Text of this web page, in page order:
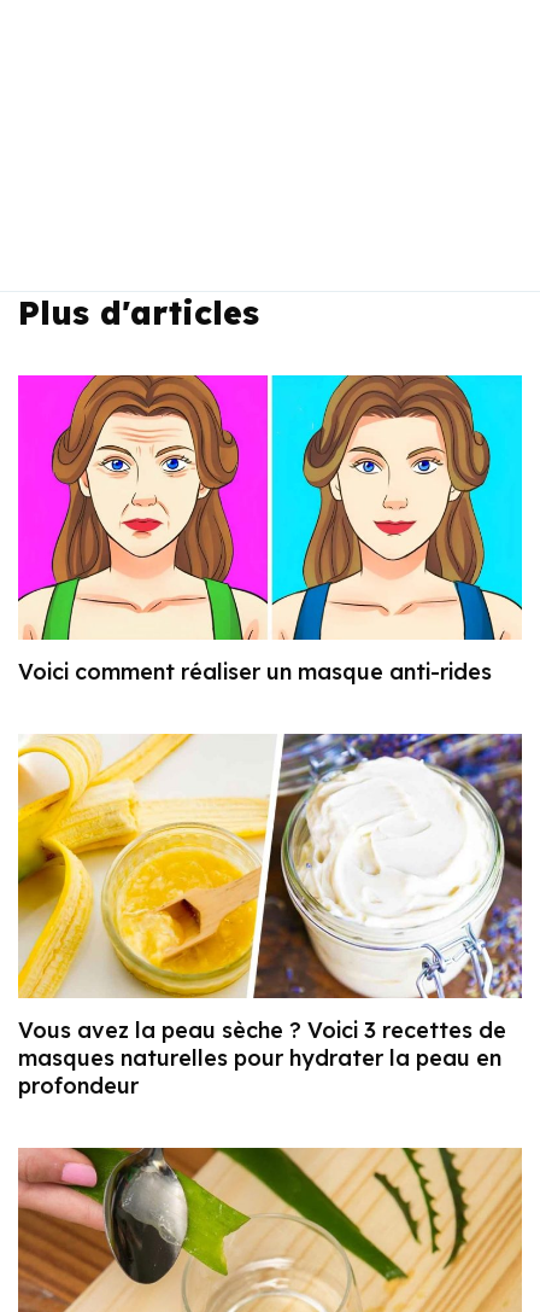
Plus d'articles
Voici comment réaliser un masque anti-rides
Vous avez la peau sèche ? Voici 3 recettes de
masques naturelles pour hydrater la peau en
profondeur